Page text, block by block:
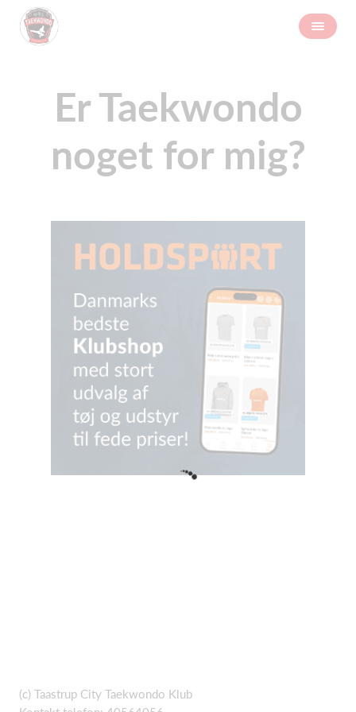
Er Taekwondo
noget for mig?
(c) Taastrup City Taekwondo Klub